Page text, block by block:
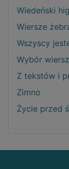
Wiedeński
Wiersze
Wszyscy
Wybór
Z tekstów i
Zimno
Życie przed